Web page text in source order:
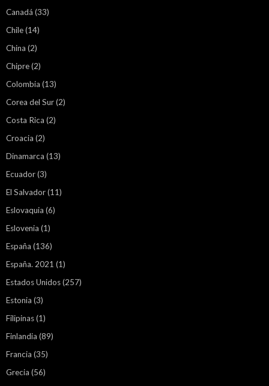
Canadá (33)
Chile(14)
China (2)
Chipre(2)
Colombia (13)
Corea del Sur(2)
Costa Rica (2)
Croacia (2)
Dinamarca (13)
Ecuador(3)
El Salvador(11)
Eslovaquia (6)
Eslovenia (1)
España (136)
España. 2021 (1)
Estados Unidos(257)
Estonia (3)
Filipinas(1)
Finlandia (89)
Francia (35)
Grecia (56)